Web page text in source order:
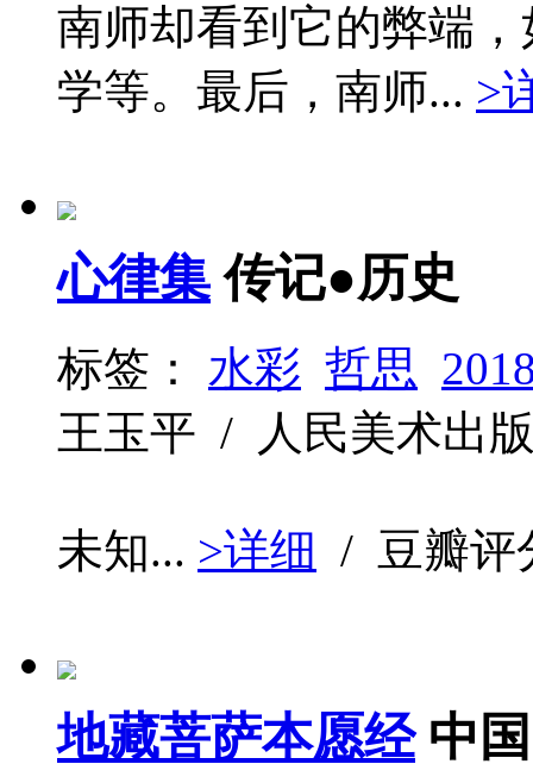
南师却看到它的弊端
学等。最后，南师... >
心律集 传记●历史
标签： 水彩 哲思
王玉平 / 人民美术出
未知... >详细 / 豆瓣
地藏菩萨本愿经 中